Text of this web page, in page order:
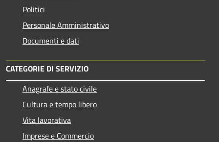
Politici
Personale Amministrativo
Documenti e dati
CATEGORIE DI SERVIZIO
Anagrafe e stato civile
Cultura e tempo libero
Vita lavorativa
Imprese e Commercio